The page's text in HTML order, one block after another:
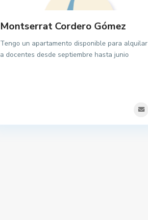
Montserrat Cordero Gómez
Tengo un apartamento disponible para alquilar
a docentes desde septiembre hasta junio